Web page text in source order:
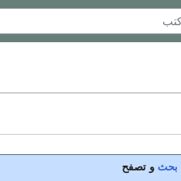
بحث و تصفح